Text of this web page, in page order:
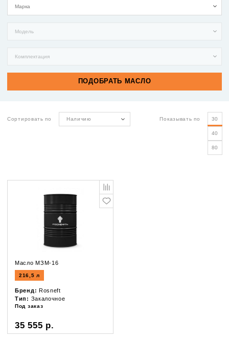
Сортировать по Наличию Показывать по 30
40
80
Масло МЗМ-16
216,5 л
Бренд: Rosneft
Тип: Закалочное
Под заказ
35 555 р.